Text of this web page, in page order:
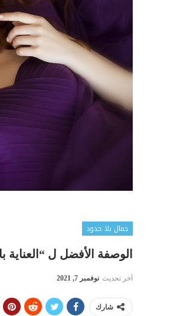
جمال بلا حدود
الوصفة الأفضل ل “العناية بالشعر”: 3
آخر تحديث نوفمبر 7, 2021
شارك